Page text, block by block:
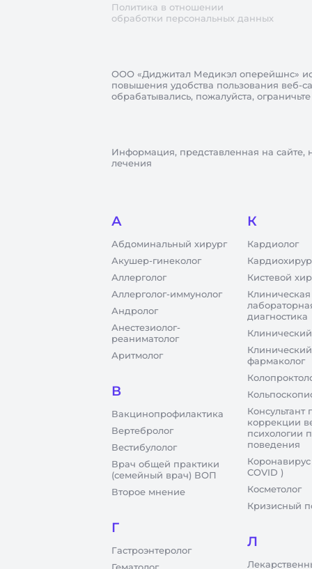
Политика в отношении
обработки персональных данных
ООО «Диджитал Медикэл оперейшнс»
повышения удобства пользования веб-
обрабатывались, пожалуйста,
Информация, представленная на сайте,
лечения
А
Абдоминальный хирург
Акушер-гинеколог
Аллерголог
Аллерголог-иммунолог
Андролог
Анестезиолог-
реаниматолог
Аритмолог
В
Вакцинопрофилактика
Вертебролог
Вестибулолог
Врач общей практики
(семейный врач) ВОП
Второе мнение
Г
Гастроэнтеролог
К
Кардиолог
Кистевой
Клиническая
диагностика
Клинический
фармаколог
Консультант
коррекции
психологии
поведения
COVID )
Косметолог
Кризисный
Л